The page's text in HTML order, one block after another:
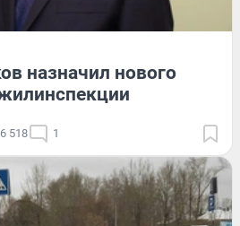
назначил нового
6 518 1